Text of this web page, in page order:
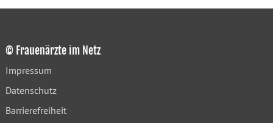
© Frauenärzte im Netz
Impressum
Datenschutz
Barrierefreiheit